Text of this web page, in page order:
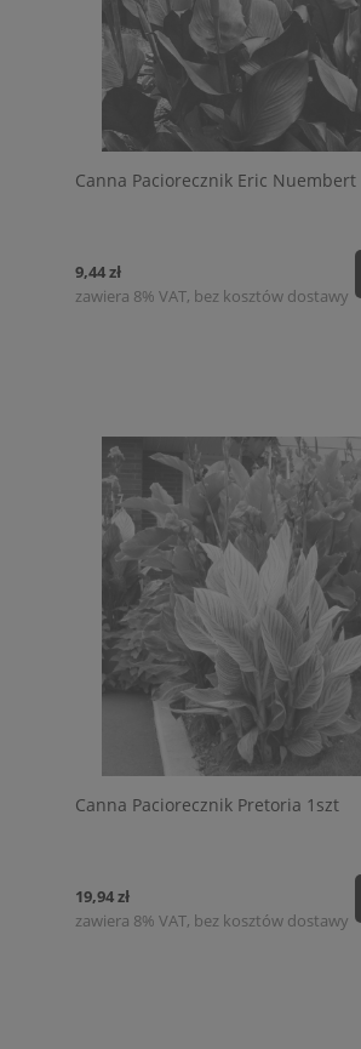
Canna Paciorecznik Eric Nuembert
9,44 zł
zawiera 8% VAT, bez kosztów dostawy
Canna Paciorecznik Pretoria 1szt
19,94 zł
zawiera 8% VAT, bez kosztów dostawy